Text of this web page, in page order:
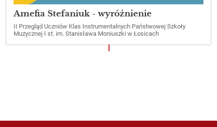
Amefia Stefaniuk - wyróżnienie
II Przegląd Uczniów Klas Instrumentalnych Państwowej Szkoły
Muzycznej I st. im. Stanisława Moniuszki w Łosicach